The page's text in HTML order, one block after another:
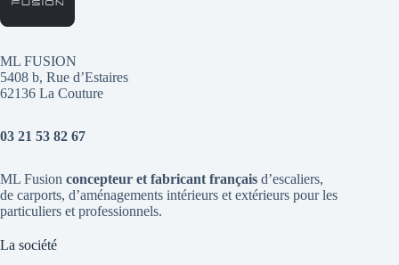
ML FUSION
5408 b, Rue d’Estaires
62136 La Couture
03 21 53 82 67
ML Fusion concepteur et fabricant français d’escaliers,
de carports, d’aménagements intérieurs et extérieurs pour les
particuliers et professionnels.
La société